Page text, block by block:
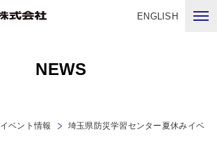
ENGLISH
NEWS
イベント情報
埼玉県防災学習センター夏休みイベ